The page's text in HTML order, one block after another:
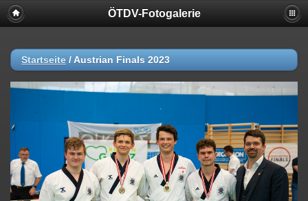
ÖTDV-Fotogalerie
Startseite / Austrian Finals 2023